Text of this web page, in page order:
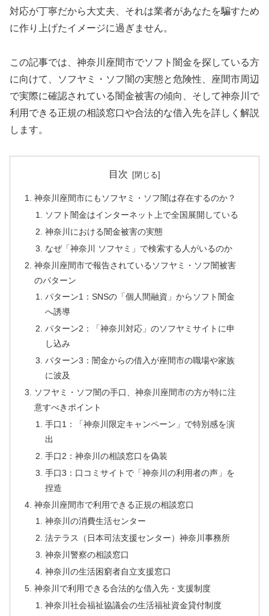
対応が丁寧だから大丈夫、それは業者があなたを騙すため
に作り上げたイメージに過ぎません。
この記事では、神奈川座間市でソフト闇金を探している方
に向けて、ソフヤミ・ソフ闇の実態と危険性、座間市周辺
で実際に確認されている闇金被害の傾向、そして神奈川で
利用できる正規の相談窓口や合法的な借入先を詳しく解説
します。
目次
神奈川座間市にもソフヤミ・ソフ闇は存在するのか？
ソフト闇金はインターネット上で全国展開している
神奈川における闇金被害の実態
なぜ「神奈川 ソフヤミ」で検索する人がいるのか
神奈川座間市で報告されているソフヤミ・ソフ闇被害
のパターン
パターン1：SNSの「個人間融資」からソフト闇金
へ誘導
パターン2：「神奈川対応」のソフヤミサイトに申
し込み
パターン3：闇金からの借入が座間市の職場や家族
に波及
ソフヤミ・ソフ闇の手口、神奈川座間市の方が特に注
意すべきポイント
手口1：「神奈川限定キャンペーン」で特別感を演
出
手口2：神奈川の相談窓口を偽装
手口3：口コミサイトで「神奈川の利用者の声」を
捏造
神奈川座間市で利用できる正規の相談窓口
神奈川の消費生活センター
法テラス（日本司法支援センター）神奈川事務所
神奈川警察の相談窓口
神奈川の生活困窮者自立支援窓口
神奈川で利用できる合法的な借入先・支援制度
神奈川社会福祉協議会の生活福祉資金貸付制度